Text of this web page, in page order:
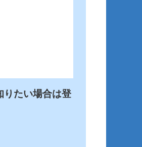
りたい場合は登